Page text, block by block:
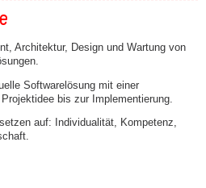
Architektur, Design und Wartung von
Softwarelösung mit einer
bis zur Implementierung.
auf: Individualität, Kompetenz,